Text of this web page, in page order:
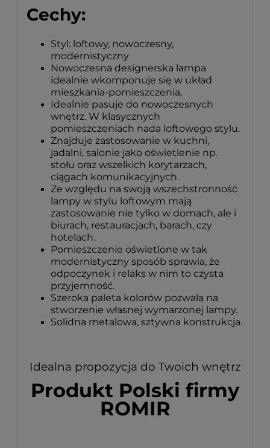
Cechy:
Styl: loftowy, nowoczesny,
modernistyczny
Nowoczesna designerska lampa
idealnie wkomponuje się w układ
mieszkania-pomieszczenia,
Idealnie pasuje do nowoczesnych
wnętrz. W klasycznych
pomieszczeniach nada loftowego stylu.
Znajduje zastosowanie w kuchni,
jadalni, salonie jako oświetlenie np.
stołu oraz wszelkich korytarzach,
ciągach komunikacyjnych.
Ze względu na swoją wszechstronność
lampy w stylu loftowym mają
zastosowanie nie tylko w domach, ale i
biurach, restauracjach, barach, czy
hotelach.
Pomieszczenie oświetlone w tak
modernistyczny sposób sprawia, że
odpoczynek i relaks w nim to czysta
przyjemność.
Szeroka paleta kolorów pozwala na
stworzenie własnej wymarzonej lampy.
Solidna metalowa, sztywna konstrukcja.
Idealna propozycja do Twoich wnętrz
Produkt Polski firmy
ROMIR